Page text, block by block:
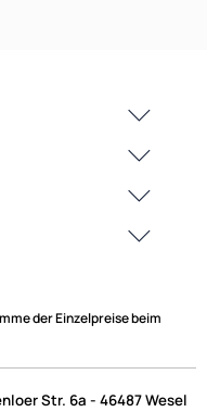
der Einzelpreise beim
Str. 6a - 46487 Wesel